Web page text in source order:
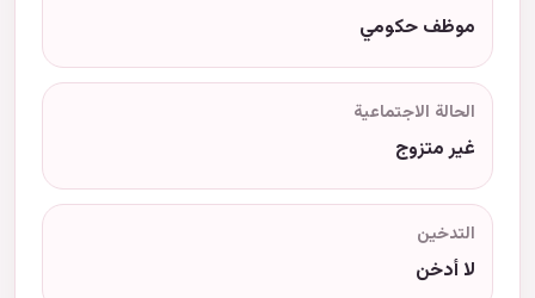
موظف حكومي
الحالة الاجتماعية
غير متزوج
التدخين
لا أدخن